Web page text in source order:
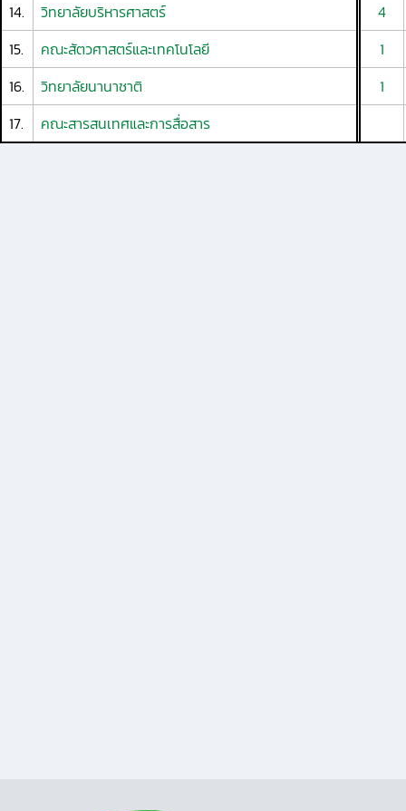
14.
วิทยาลัยบริหารศาสตร์
4
15.
คณะสัตวศาสตร์และเทคโนโลยี
1
16.
วิทยาลัยนานาชาติ
1
17.
คณะสารสนเทศและการสื่อสาร